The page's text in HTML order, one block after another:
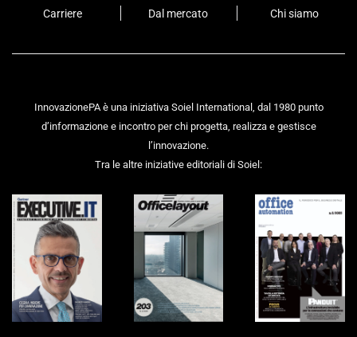
Carriere Dal mercato Chi siamo
InnovazionePA è una iniziativa Soiel International, dal 1980 punto
d’informazione e incontro per chi progetta, realizza e gestisce
l’innovazione.
Tra le altre iniziative editoriali di Soiel: